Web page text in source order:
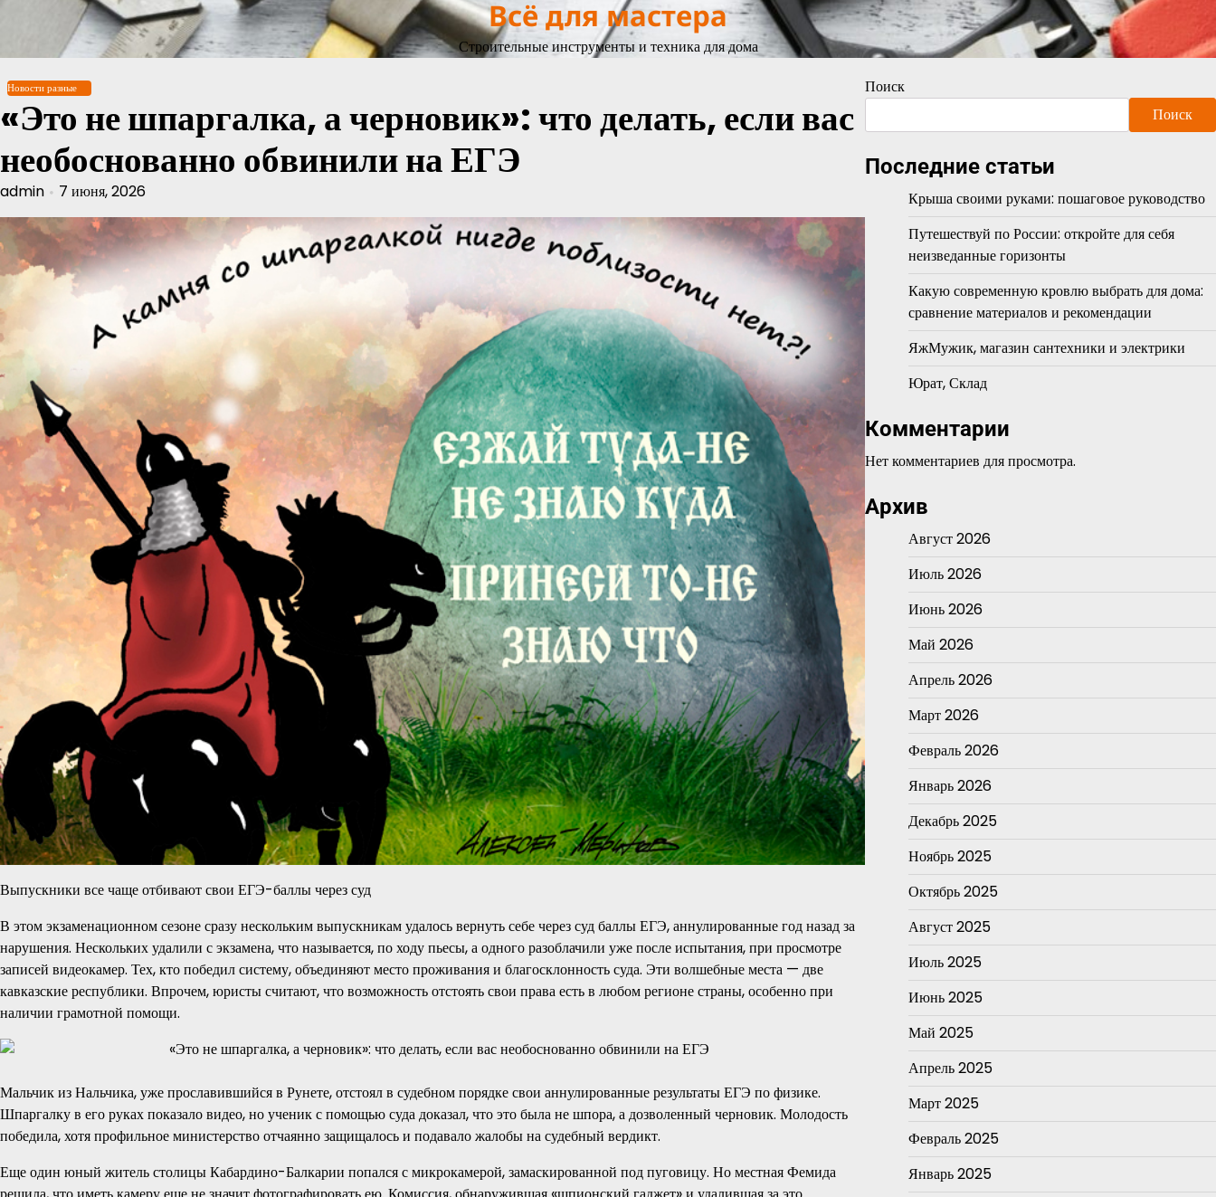
содержимому
Всё для мастера
Строительные инструменты и техника для дома
Новости разные
«Это не шпаргалка, а черновик»: что делать, если вас
необоснованно обвинили на ЕГЭ
admin 7 июня, 2026
Выпускники все чаще отбивают свои ЕГЭ-баллы через суд
В этом экзаменационном сезоне сразу нескольким выпускникам удалось вернуть себе через суд баллы ЕГЭ, аннулированные год назад за
нарушения. Нескольких удалили с экзамена, что называется, по ходу пьесы, а одного разоблачили уже после испытания, при просмотре
записей видеокамер. Тех, кто победил систему, объединяют место проживания и благосклонность суда. Эти волшебные места — две
кавказские республики. Впрочем, юристы считают, что возможность отстоять свои права есть в любом регионе страны, особенно при
наличии грамотной помощи.
Мальчик из Нальчика, уже прославившийся в Рунете, отстоял в судебном порядке свои аннулированные результаты ЕГЭ по физике.
Шпаргалку в его руках показало видео, но ученик с помощью суда доказал, что это была не шпора, а дозволенный черновик. Молодость
победила, хотя профильное министерство отчаянно защищалось и подавало жалобы на судебный вердикт.
Еще один юный житель столицы Кабардино-Балкарии попался с микрокамерой, замаскированной под пуговицу. Но местная Фемида
Поиск
Поиск
Последние статьи
Крыша своими руками: пошаговое руководство
Путешествуй по России: откройте для себя
неизведанные горизонты
Какую современную кровлю выбрать для дома:
сравнение материалов и рекомендации
ЯжМужик, магазин сантехники и электрики
Юрат, Склад
Комментарии
Нет комментариев для просмотра.
Архив
Август 2026
Июль 2026
Июнь 2026
Май 2026
Апрель 2026
Март 2026
Февраль 2026
Январь 2026
Декабрь 2025
Ноябрь 2025
Октябрь 2025
Август 2025
Июль 2025
Июнь 2025
Май 2025
Апрель 2025
Март 2025
Февраль 2025
Январь 2025